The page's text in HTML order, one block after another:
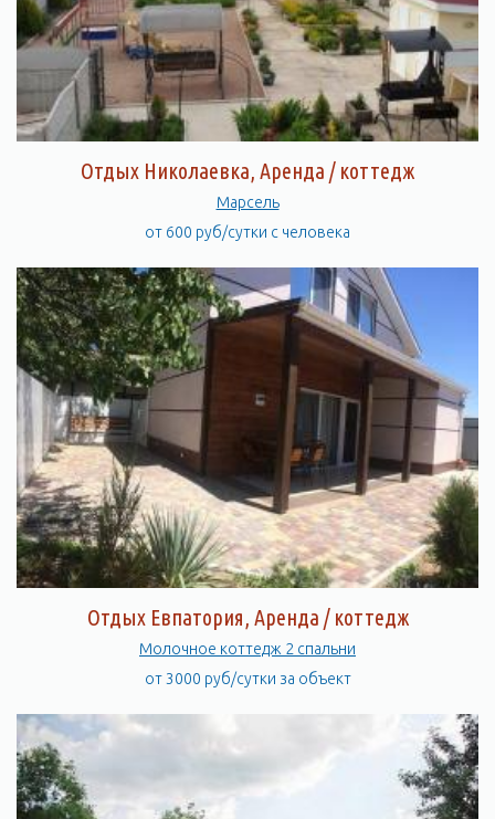
Отдых Николаевка, Аренда / коттедж
Марсель
от 600 руб/сутки с человека
Отдых Евпатория, Аренда / коттедж
Молочное коттедж 2 спальни
от 3000 руб/сутки за объект